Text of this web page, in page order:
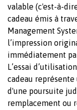
valable (c'est-à-
cadeau émis à
Management
l’impression
immédiatement
L’essai
cadeau
d'une poursuite
remplacement ou